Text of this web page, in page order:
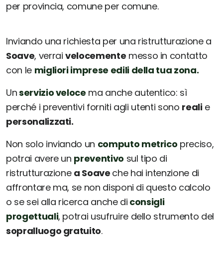
per provincia, comune per comune.
Inviando una richiesta per una ristrutturazione a
Soave, verraivelocemente messo in contatto
con le migliori imprese edili della tua zona.
Unservizio veloce ma anche autentico: sì
perché i preventivi forniti agli utenti sono realie
personalizzati.
Non solo inviando un computo metrico preciso,
potrai avere un preventivo sul tipo di
ristrutturazione a Soave che hai intenzione di
affrontare ma, se non disponi di questo calcolo
o se sei alla ricerca anche di consigli
progettuali, potrai usufruire dello strumento del
sopralluogo gratuito.